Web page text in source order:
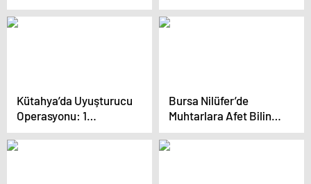
Kullanılamaz Hale
Geldi
Kütahya’da Uyuşturucu
Operasyonu: 1
Tutuklama
Bursa Nilüfer’de
Muhtarlara Afet Bilinci
Eğitimi